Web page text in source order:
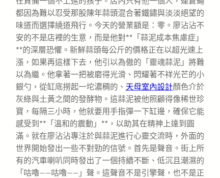
都因為難以忍受那股陳年蒜頭混合著鐵鏽與淡淡絕望的
味道而選擇繞道飛行。今天的營業額是：零。廖沾沾不
安的不是店裡的生意，而是他對**「蒜泥成本焦慮症」
**的深層恐懼。新鮮蒜頭每公斤的價格正在以超光速上
漲，如果再這樣下去，他引以為傲的「靈魂蒜泥」將難
以為繼。他拿著一把被磨得光滑、閃耀著不祥光芒的小
銀勺，從缸底撈起一坨濃稠的、 天母室內設計顏色介於
灰綠與土黃之間的發酵物。這蒜泥被他照顧得像稀世珍
寶，每隔三小時，他就要用手指彈一下缸邊，確保它能
感受到**「溫和的震動」**，以助其在精神上達到圓
滿。就在廖沾沾專注於與蒜泥進行心靈交流時，外面的
世界開始發出一些不對勁的信號。首先是聲音。街上所
有的汽車喇叭同時發出了一個持續不斷、低沉且潮濕的
「咕嚕——咕嚕——」聲。這聲音不是引擎聲，也不是正